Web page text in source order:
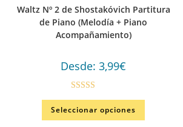
Waltz Nº 2 de Shostakóvich Partitura
de Piano (Melodía + Piano
Acompañamiento)
Desde:3,99€
5.00de 5
Seleccionar opciones
Este
tiene